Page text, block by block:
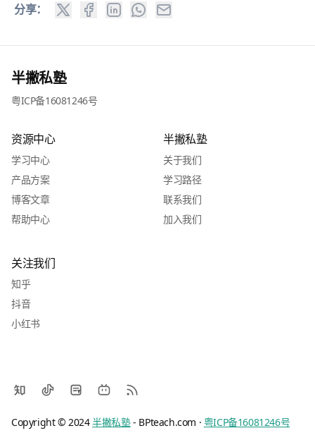
分享：
半撇私塾
粤ICP备16081246号
资源中心
学习中心
产品方案
博客文章
帮助中心
半撇私塾
关于我们
学习路径
联系我们
加入我们
关注我们
知乎
抖音
小红书
Copyright © 2024半撇私塾- BPteach.com · 粤ICP备16081246号